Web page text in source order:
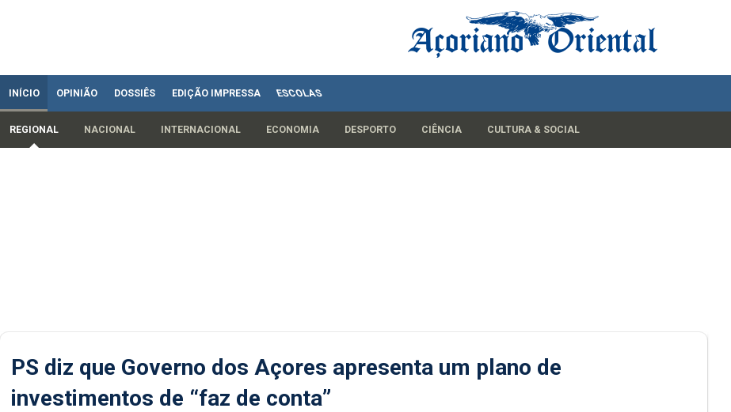
INÍCIO OPINIÃO DOSSIÊS EDIÇÃO IMPRESSA ESCOLAS
REGIONAL NACIONAL INTERNACIONAL ECONOMIA DESPORTO CIÊNCIA CULTURA & SOCIAL
PS diz que Governo dos Açores apresenta um plano de
investimentos de “faz de conta”